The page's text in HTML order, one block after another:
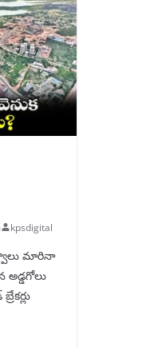
kpsdigital
మారినా
అడ్డగోలు